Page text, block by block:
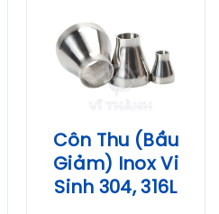
Côn Thu (Bầu
Giảm) Inox Vi
Sinh 304, 316L